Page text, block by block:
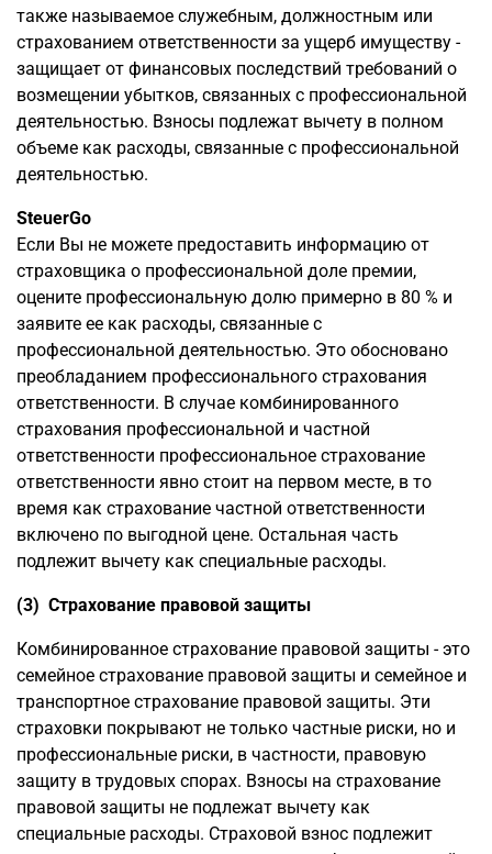
также называемое служебным, должностным или
страхованием ответственности за ущерб имуществу -
защищает от финансовых последствий требований о
возмещении убытков, связанных с профессиональной
деятельностью. Взносы подлежат вычету в полном
объеме как расходы, связанные с профессиональной
деятельностью.
SteuerGo
Если Вы не можете предоставить информацию от
страховщика о профессиональной доле премии,
оцените профессиональную долю примерно в 80 % и
заявите ее как расходы, связанные с
профессиональной деятельностью. Это обосновано
преобладанием профессионального страхования
ответственности. В случае комбинированного
страхования профессиональной и частной
ответственности профессиональное страхование
ответственности явно стоит на первом месте, в то
время как страхование частной ответственности
включено по выгодной цене. Остальная часть
подлежит вычету как специальные расходы.
(3) Страхование правовой защиты
Комбинированное страхование правовой защиты - это
семейное страхование правовой защиты и семейное и
транспортное страхование правовой защиты. Эти
страховки покрывают не только частные риски, но и
профессиональные риски, в частности, правовую
защиту в трудовых спорах. Взносы на страхование
правовой защиты не подлежат вычету как
специальные расходы. Страховой взнос подлежит